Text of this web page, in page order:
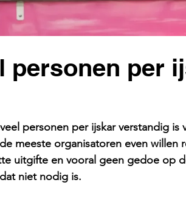
personen per
personen per ijskar verstandig
meeste organisatoren even willen
uitgifte en vooral geen gedoe op
niet nodig is.